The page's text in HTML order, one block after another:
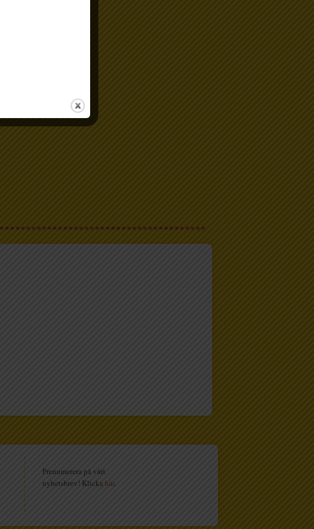
Prenumerera på vårt
nyhetsbrev! Klickahär.